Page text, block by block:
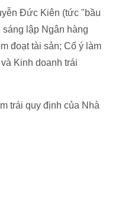
Đức Kiên (tức "bầu
lập Ngân hàng
đoạt tài sản; Cố ý làm
Kinh doanh trái
trái quy định của Nhà